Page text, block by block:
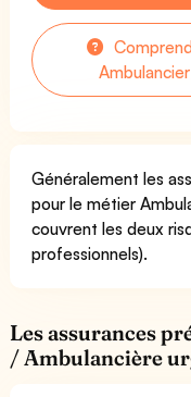
Généralement les
pour le métier
couvrent les deux
professionnels).
Les assurances
/ Ambulancière